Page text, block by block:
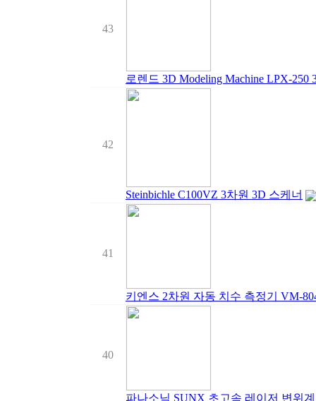
43
로렌드 3D Modeling Machine LPX-
42
Steinbichle C100VZ 3차원 3D 스케너
41
키엔스 2차원 자동 치수 측정기 VM-
40
파나소닉 SUNX 초고속 레이저 변위